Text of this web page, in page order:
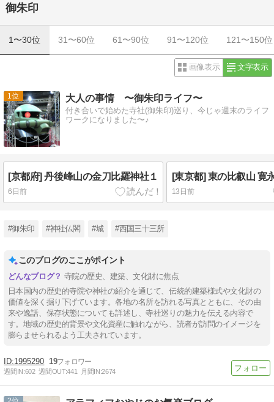
御朱印
1〜30位 31〜60位 61〜90位 91〜120位 121〜150位
画像表示 文字表示
1 大人の事情 〜御朱印ライフ〜
付き合いで始めた寺社(御朱印)巡り、今じゃ週末のライフ
ワークになりました〜♪
[京都府] 丹後峰山の金刀比羅神社１
6日前
[東京都] 東の比叡山 寛
13日前
#御朱印 #神社仏閣 #城 #西国三十三所
このブログのここがポイント
寺院の歴史、建築、文化財に焦点
日本国内の歴史的寺院や神社の紹介を通じて、伝統的建築様式や文化財の
価値を深く掘り下げています。各地の名所を訪れる写真とともに、その由
来や逸話、保存状態についても詳述し、寺社巡りの魅力を伝える内容で
す。地域の歴史的背景や文化資産に触れながら、読者が訪問のイメージを
膨らませられるよう工夫されています。
1995290 19
週間IN:602 週間OUT:441 月間IN:2674